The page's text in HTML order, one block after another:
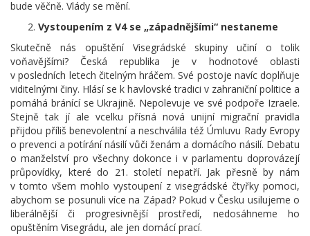
bude věčně. Vlády se mění.
Vystoupením z V4 se „západnějšími“ nestaneme
Skutečně nás opuštění Visegrádské skupiny učiní o tolik
voňavějšími? Česká republika je v hodnotové oblasti
v posledních letech čitelným hráčem. Své postoje navíc doplňuje
viditelnými činy. Hlásí se k havlovské tradici v zahraniční politice a
pomáhá bránící se Ukrajině. Nepolevuje ve své podpoře Izraele.
Stejně tak jí ale vcelku přísná nová unijní migrační pravidla
přijdou příliš benevolentní a neschválila též Úmluvu Rady Evropy
o prevenci a potírání násilí vůči ženám a domácího násilí. Debatu
o manželství pro všechny dokonce i v parlamentu doprovázejí
průpovídky, které do 21. století nepatří. Jak přesně by nám
v tomto všem mohlo vystoupení z visegrádské čtyřky pomoci,
abychom se posunuli více na Západ? Pokud v Česku usilujeme o
liberálnější či progresivnější prostředí, nedosáhneme ho
opuštěním Visegrádu, ale jen domácí prací.